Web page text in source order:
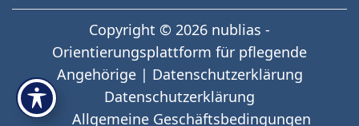
Copyright © 2026 nublias -
Orientierungsplattform für pflegende
Angehörige| Datenschutzerklärung
Datenschutzerklärung
Allgemeine Geschäftsbedingungen